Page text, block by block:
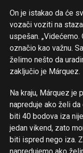
On je istakao da će
vozači voziti na
uspešan.
označio kao važnu.
želimo nešto da
zaključio je Márquez.
Na kraju, Márquez je
napreduje ako želi
biti 40 bodova iza
jedan vikend, zato
biti ispred nego iza.